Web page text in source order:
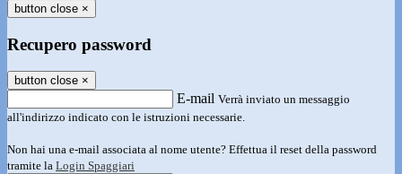
button close ×
Recupero password
button close ×
E-mail Verrà inviato un messaggio
all'indirizzo indicato con le istruzioni necessarie.
Non hai una e-mail associata al nome utente? Effettua il reset della password
tramite la Login Spaggiari